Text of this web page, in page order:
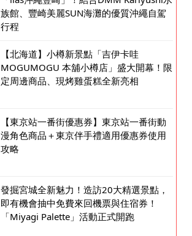
族館、豐崎美麗SUN海灘的優質沖繩自駕
行程
【北海道】小樽新景點「吉伊卡哇
MOGUMOGU 本舖小樽店」盛大開幕！限
定周邊商品、現烤雞蛋糕全新亮相
【東京站一番街優惠券】東京站一番街動
漫角色商品＋東京伴手禮適用優惠券使用
攻略
發掘宮城全新魅力！造訪20大精選景點，
即有機會抽中免費來回機票與住宿券！
「Miyagi Palette」活動正式開跑